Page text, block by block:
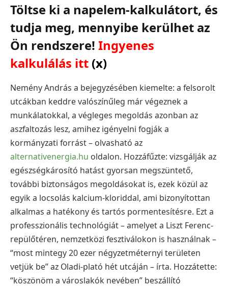
Töltse ki a napelem-kalkulátort, és
tudja meg, mennyibe kerülhet az
Ön rendszere! Ingyenes
kalkulálás itt (x)
Nemény András a bejegyzésében kiemelte: a felsorolt
utcákban keddre valószínűleg már végeznek a
munkálatokkal, a végleges megoldás azonban az
aszfaltozás lesz, amihez igényelni fogják a
kormányzati forrást – olvasható az
alternativenergia.hu oldalon. Hozzáfűzte: vizsgálják az
egészségkárosító hatást gyorsan megszüntető,
további biztonságos megoldásokat is, ezek közül az
egyik a locsolás kalcium-kloriddal, ami bizonyítottan
alkalmas a hatékony és tartós pormentesítésre. Ezt a
professzionális technológiát – amelyet a Liszt Ferenc-
repülőtéren, nemzetközi fesztiválokon is használnak –
“most mintegy 20 ezer négyzetméternyi területen
vetjük be” az Oladi-plató hét utcáján – írta. Hozzátette:
“köszönöm a városlakók nevében” beszállító